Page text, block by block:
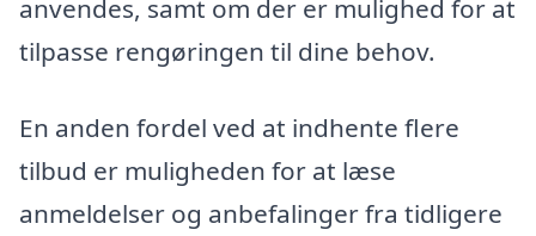
anvendes, samt om der er mulighed for at
tilpasse rengøringen til dine behov.
En anden fordel ved at indhente flere
tilbud er muligheden for at læse
anmeldelser og anbefalinger fra tidligere